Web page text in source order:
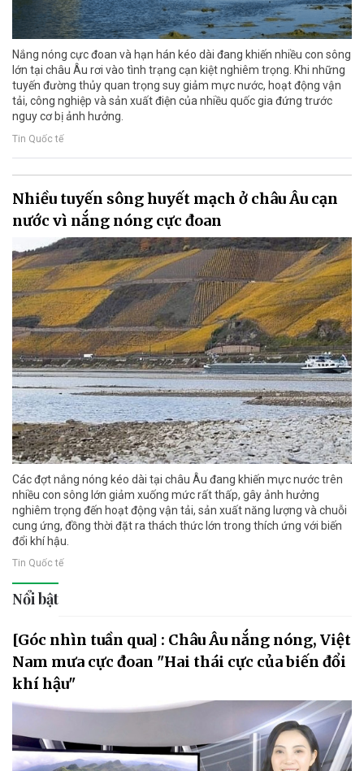
Nắng nóng cực đoan và hạn hán kéo dài đang khiến nhiều con sông
lớn tại châu Âu rơi vào tình trạng cạn kiệt nghiêm trọng. Khi những
tuyến đường thủy quan trọng suy giảm mực nước, hoạt động vận
tải, công nghiệp và sản xuất điện của nhiều quốc gia đứng trước
nguy cơ bị ảnh hưởng.
Tin Quốc tế
Nhiều tuyến sông huyết mạch ở châu Âu cạn
nước vì nắng nóng cực đoan
Các đợt nắng nóng kéo dài tại châu Âu đang khiến mực nước trên
nhiều con sông lớn giảm xuống mức rất thấp, gây ảnh hưởng
nghiêm trọng đến hoạt động vận tải, sản xuất năng lượng và chuỗi
cung ứng, đồng thời đặt ra thách thức lớn trong thích ứng với biến
đổi khí hậu.
Tin Quốc tế
Nổi bật
[Góc nhìn tuần qua] : Châu Âu nắng nóng, Việt
Nam mưa cực đoan "Hai thái cực của biến đổi
khí hậu"